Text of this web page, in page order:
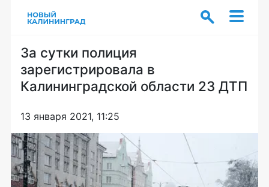
За сутки полиция
зарегистрировала в
Калининградской области 23 ДТП
13 января 2021, 11:25